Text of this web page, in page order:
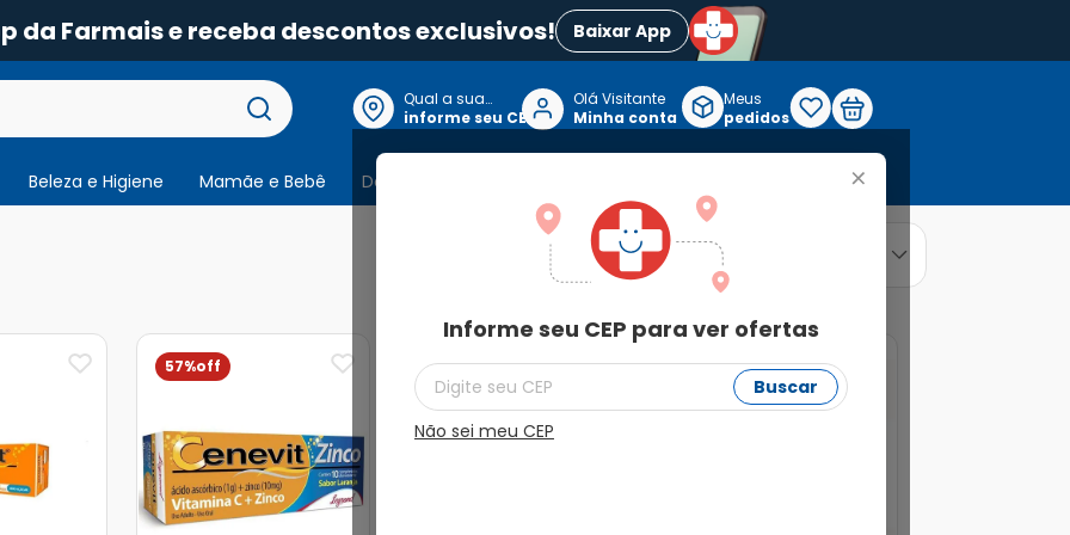
da Farmais e receba descontos exclusivos! Baixar App
Qual a sua
localização?
informe seu CEP
+
Informe seu CEP para ver ofertas
Buscar
Não sei meu CEP
Olá Visitante
Minha conta
Meus
pedidos
Beleza e Higiene Mamãe e Bebê Dermocosmeticos
ordenar por
57% 13%